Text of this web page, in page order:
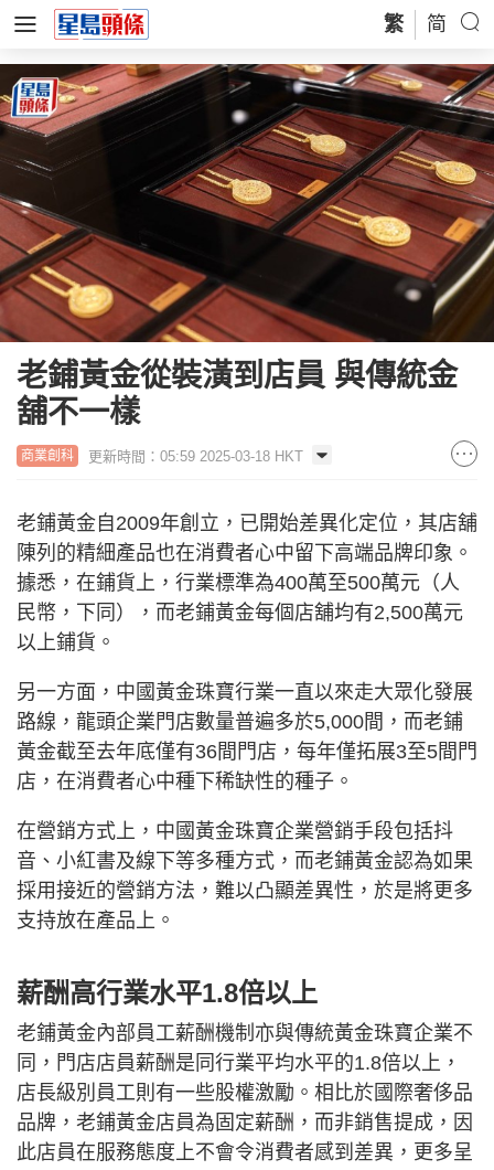
繁 简
老鋪黃金從裝潢到店員 與傳統金
舖不一樣
商業創科 更新時間：05:59 2025-03-18 HKT
老鋪黃金自2009年創立，已開始差異化定位，其店舖
陳列的精細產品也在消費者心中留下高端品牌印象。
據悉，在鋪貨上，行業標準為400萬至500萬元（人
民幣，下同），而老鋪黃金每個店舖均有2,500萬元
以上鋪貨。
另一方面，中國黃金珠寶行業一直以來走大眾化發展
路線，龍頭企業門店數量普遍多於5,000間，而老鋪
黃金截至去年底僅有36間門店，每年僅拓展3至5間門
店，在消費者心中種下稀缺性的種子。
在營銷方式上，中國黃金珠寶企業營銷手段包括抖
音、小紅書及線下等多種方式，而老鋪黃金認為如果
採用接近的營銷方法，難以凸顯差異性，於是將更多
支持放在產品上。
薪酬高行業水平1.8倍以上
老鋪黃金內部員工薪酬機制亦與傳統黃金珠寶企業不
同，門店店員薪酬是同行業平均水平的1.8倍以上，
店長級別員工則有一些股權激勵。相比於國際奢侈品
品牌，老鋪黃金店員為固定薪酬，而非銷售提成，因
此店員在服務態度上不會令消費者感到差異，更多呈